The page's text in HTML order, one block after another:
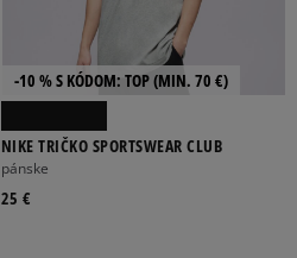
-10 % S KÓDOM: TOP (MIN. 70 €)
NIKE TRIČKO SPORTSWEAR CLUB
pánske
25 €